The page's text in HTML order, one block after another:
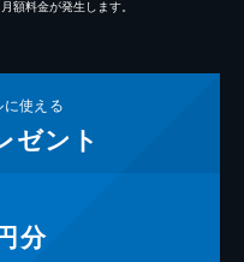
額料金が発生します。
使える
ゼント
分